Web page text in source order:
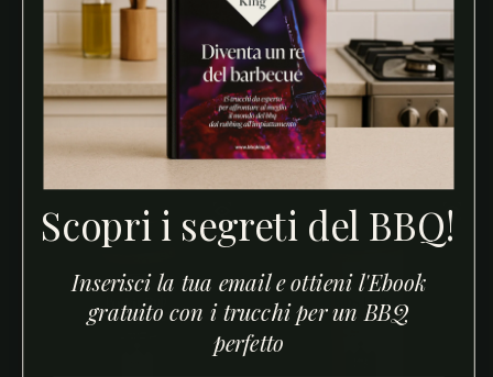
Maple Rub 290g
Prezzo regolare
€29,90
ESAURITO
Pork Rub 220g
Scopri i segreti del BBQ!
Inserisci la tua email e ottieni l'Ebook
gratuito con i trucchi per un BBQ
perfetto